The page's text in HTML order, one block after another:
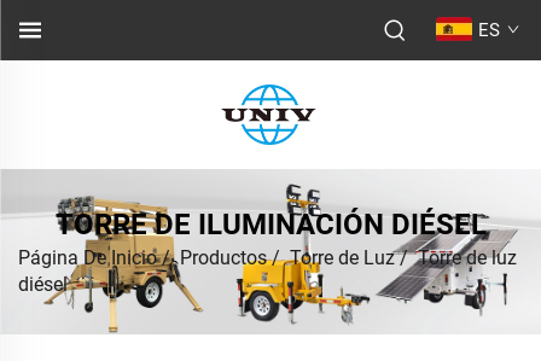
ES
TORRE DE ILUMINACIÓN DIÉSEL
Página De Inicio/Productos/Torre de Luz/Torre de luz
diésel